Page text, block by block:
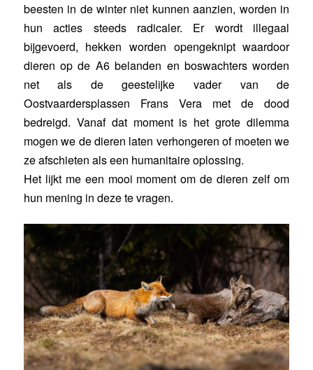
beesten in de winter niet kunnen aanzien, worden in
hun acties steeds radicaler. Er wordt illegaal
bijgevoerd, hekken worden opengeknipt waardoor
dieren op de A6 belanden en boswachters worden
net als de geestelijke vader van de
Oostvaardersplassen Frans Vera met de dood
bedreigd. Vanaf dat moment is het grote dilemma
mogen we de dieren laten verhongeren of moeten we
ze afschieten als een humanitaire oplossing.
Het lijkt me een mooi moment om de dieren zelf om
hun mening in deze te vragen.